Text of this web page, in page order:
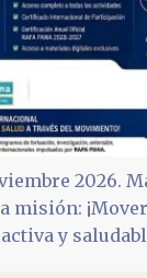
2026.
misión:
y